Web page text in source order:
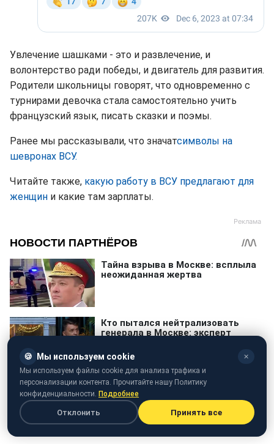
Увлечение шашками - это и развлечение, и
волонтерство ради победы, и двигатель для развития.
Родители школьницы говорят, что одновременно с
турнирами девочка стала самостоятельно учить
французский язык, писать сказки и поэмы.
Ранее мы рассказывали, что значатсимволы на
шевронах ВСУ.
Читайте также, какую работу в ВСУ предлагают для
женщин и какие там зарплаты.
🍪 Мы используем cookie ✕
Мы используем файлы cookie для анализа трафика и
персонализации контента. Прочитайте нашу Политику
конфиденциальности. Подробнее
Отклонить Принять все